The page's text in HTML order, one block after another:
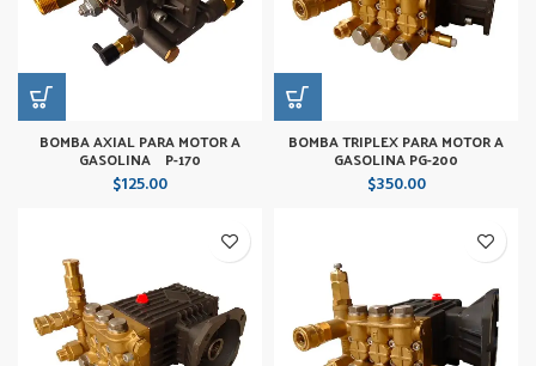
BOMBA AXIAL PARA MOTOR A
GASOLINA P-170
$125.00
BOMBA TRIPLEX PARA MOTOR A
GASOLINA PG-200
$350.00